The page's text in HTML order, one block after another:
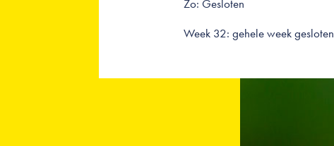
Zo: Gesloten
Week 32: gehele week gesloten